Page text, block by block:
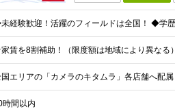
時間以内